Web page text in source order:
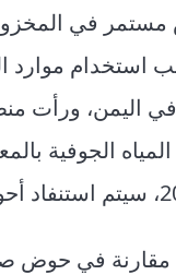
مستمر في
موارد
ورأت
الجوفية
مقارنة في حوض